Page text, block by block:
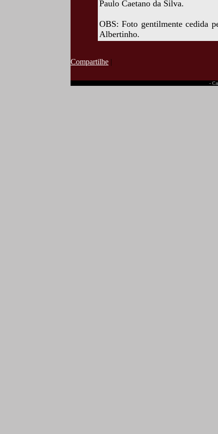
Paulo Caetano da Silva.
OBS: Foto gentilmente cedida
Albertinho.
Compartilhe |
-